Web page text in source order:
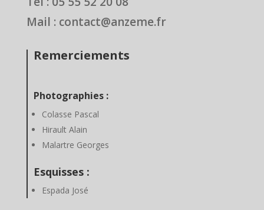
Mail : contact@anzeme.fr
Remerciements
Photographies :
Colasse Pascal
Hirault Alain
Malartre Georges
Esquisses :
Espada José